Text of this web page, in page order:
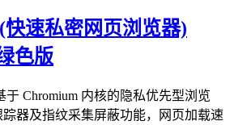
速私密网页浏览器)
色版
于 Chromium 内核的隐私优先型浏览
器及指纹采集屏蔽功能，网页加载速